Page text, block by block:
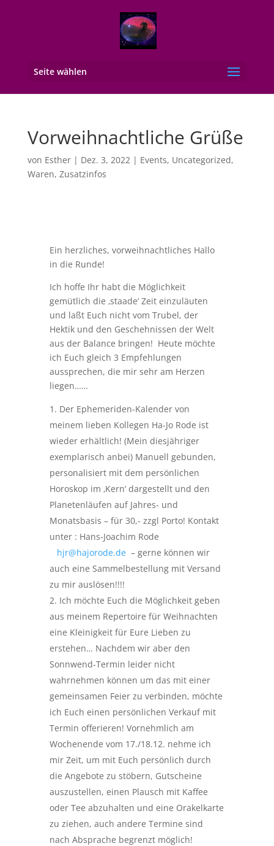
Seite wählen
Vorweihnachtliche Grüße
von Esther| Dez. 3, 2022| Events, Uncategorized,
Waren, Zusatzinfos
Ein herzliches, vorweihnachtliches Hallo
in die Runde!
Ich hoffe Ihr habt die Möglichkeit
gemütlich die ‚staade‘ Zeit einzuläuten
und laßt Euch nicht vom Trubel, der
Hektik und den Geschehnissen der Welt
aus der Balance bringen! Heute möchte
ich Euch gleich 3 Empfehlungen
aussprechen, die mir sehr am Herzen
liegen……
Der Ephemeriden-Kalender von
meinem lieben Kollegen Ha-Jo Rode ist
wieder erhältlich! (Mein diesjähriger
exemplarisch anbei) Manuell gebunden,
personalisiert mit dem persönlichen
Horoskop im ‚Kern‘ dargestellt und den
Planetenläufen auf Jahres- und
Monatsbasis – für 30,- zzgl Porto! Kontakt
unter : Hans-Joachim Rode
hjr@hajorode.de– gerne können wir
auch eine Sammelbestellung mit Versand
zu mir auslösen!!!!
Ich möchte Euch die Möglichkeit geben
aus meinem Repertoire für Weihnachten
eine Kleinigkeit für Eure Lieben zu
erstehen… Nachdem wir aber den
Sonnwend-Termin leider nicht
wahrnehmen können um das mit einer
gemeinsamen Feier zu verbinden, möchte
ich Euch einen persönlichen Verkauf mit
Termin offerieren! Vornehmlich am
Wochenende vom 17./18.12. nehme ich
mir Zeit, um mit Euch persönlich durch
die Angebote zu stöbern, Gutscheine
auszustellen, einen Plausch mit Kaffee
oder Tee abzuhalten und eine Orakelkarte
zu ziehen, auch andere Termine sind
nach Absprache begrenzt möglich!